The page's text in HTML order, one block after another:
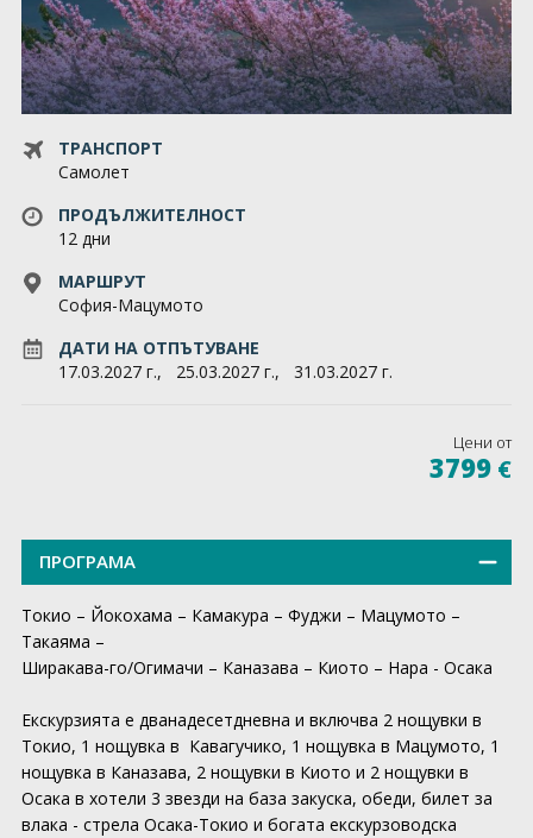
Общи условия
GDPR
Контакти
ТРАНСПОРТ
Самолет
ПРОДЪЛЖИТЕЛНОСТ
12 дни
МАРШРУТ
София-Мацумото
ДАТИ НА ОТПЪТУВАНЕ
17.03.2027 г., 25.03.2027 г., 31.03.2027 г.
Цени от
3799 €
ПРОГРАМА
Токио – Йокохама – Камакура – Фуджи – Мацумото –
Такаяма –
Ширакава-го/Огимачи – Каназава – Киото – Нара - Осака
Екскурзията е дванадесетдневна и включва 2 нощувки в
Токио, 1 нощувка в Кавагучико, 1 нощувка в Мацумото, 1
нощувка в Каназава, 2 нощувки в Киото и 2 нощувки в
Осака в хотели 3 звезди на база закуска, обеди, билет за
влака - стрела Осака-Токио и богата екскурзоводска